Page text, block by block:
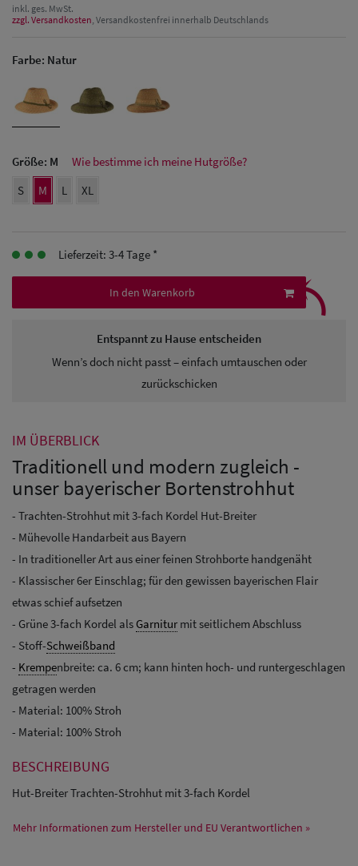
Herren
Baseball Cpas
Herren
Sonnenschilder
& Visoren
inkl. ges. MwSt.
zzgl. Versandkosten, Versandkostenfrei innerhalb Deutschlands
Farbe: Natur
Größe: M
Wie bestimme ich meine Hutgröße?
S
M L XL
Lieferzeit: 3-4 Tage *
In den Warenkorb
Entspannt zu Hause entscheiden
Wenn’s doch nicht passt – einfach umtauschen oder
zurückschicken
⤹
IM ÜBERBLICK
Traditionell und modern zugleich -
unser bayerischer Bortenstrohhut
- Trachten-Strohhut mit 3-fach Kordel Hut-Breiter
- Mühevolle Handarbeit aus Bayern
- In traditioneller Art aus einer feinen Strohborte handgenäht
- Klassischer 6er Einschlag; für den gewissen bayerischen Flair
etwas schief aufsetzen
- Grüne 3-fach Kordel als Garnitur mit seitlichem Abschluss
- Stoff-Schweißband
- Krempenbreite: ca. 6 cm; kann hinten hoch- und runtergeschlagen
getragen werden
- Material: 100% Stroh
- Material: 100% Stroh
BESCHREIBUNG
Hut-Breiter Trachten-Strohhut mit 3-fach Kordel
Mehr Informationen zum Hersteller und EU Verantwortlichen »